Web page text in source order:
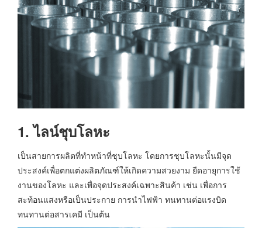
1. ไลน์ชุบโลหะ
เป็นสายการผลิตที่ทำหน้าที่ชุบโลหะ โดยการชุบโลหะนั้นมีจุด
ประสงค์เพื่อตกแต่งผลิตภัณฑ์ให้เกิดความสวยงาม ยืดอายุการใช้
งานของโลหะ และเพื่อจุดประสงค์เฉพาะสินค้า เช่น เพื่อการ
สะท้อนแสงหรือเป็นประกาย การนำไฟฟ้า ทนทานต่อแรงบิด
ทนทานต่อสารเคมี เป็นต้น